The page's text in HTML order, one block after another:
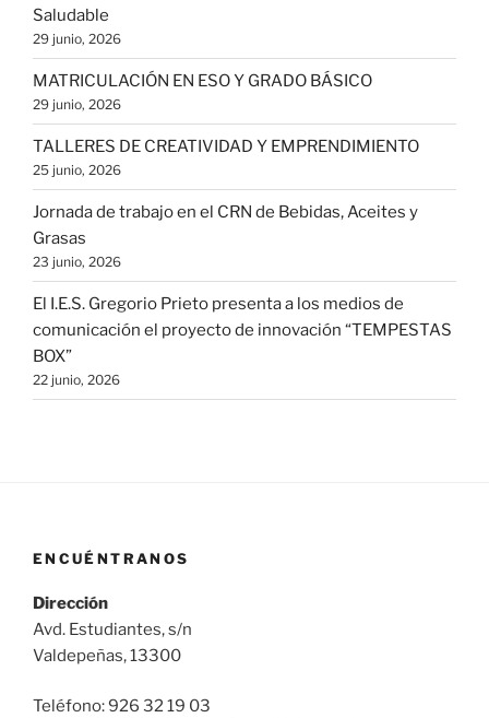
Saludable
29 junio, 2026
MATRICULACIÓN EN ESO Y GRADO BÁSICO
29 junio, 2026
TALLERES DE CREATIVIDAD Y EMPRENDIMIENTO
25 junio, 2026
Jornada de trabajo en el CRN de Bebidas, Aceites y
Grasas
23 junio, 2026
El I.E.S. Gregorio Prieto presenta a los medios de
comunicación el proyecto de innovación “TEMPESTAS
BOX”
22 junio, 2026
ENCUÉNTRANOS
Dirección
Avd. Estudiantes, s/n
Valdepeñas, 13300
Teléfono: 926 32 19 03